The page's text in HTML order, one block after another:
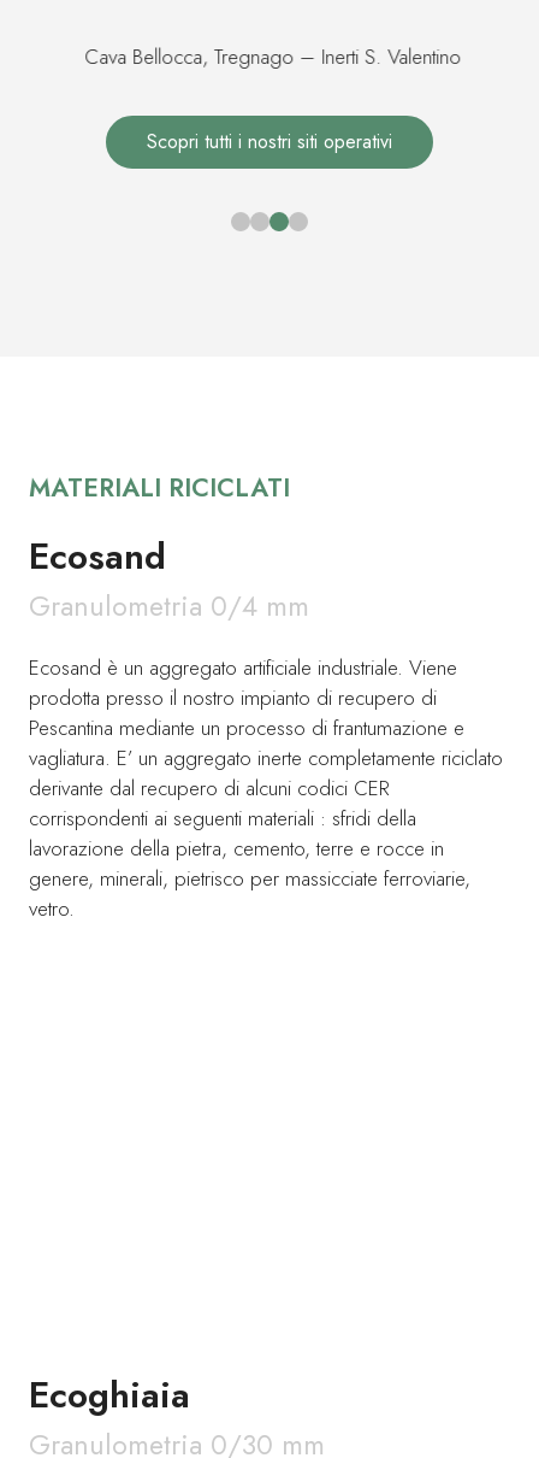
Cava Bellocca, Tregnago – Inerti S. Valentino
Scopri tutti i nostri siti operativi
MATERIALI RICICLATI
Ecosand
Granulometria 0/4 mm
Ecosand è un aggregato artificiale industriale. Viene
prodotta presso il nostro impianto di recupero di
Pescantina mediante un processo di frantumazione e
vagliatura. E’ un aggregato inerte completamente riciclato
derivante dal recupero di alcuni codici CER
corrispondenti ai seguenti materiali : sfridi della
lavorazione della pietra, cemento, terre e rocce in
genere, minerali, pietrisco per massicciate ferroviarie,
vetro.
Ecoghiaia
Granulometria 0/30 mm